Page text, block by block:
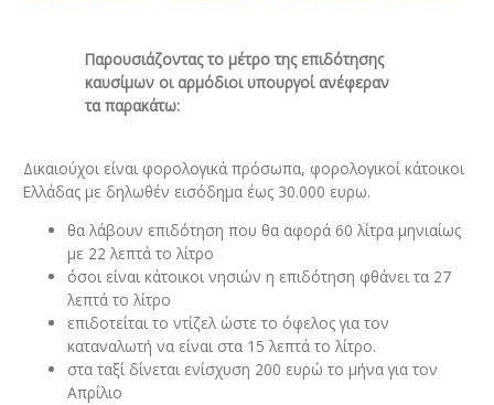
Παρουσιάζοντας το μέτρο της επιδότησης
καυσίμων οι αρμόδιοι υπουργοί ανέφεραν
τα παρακάτω:
Δικαιούχοι είναι φορολογικά πρόσωπα, φορολογικοί κάτοικοι
Ελλάδας με δηλωθέν εισόδημα έως 30.000 ευρω.
θα λάβουν επιδότηση που θα αφορά 60 λίτρα μηνιαίως
με 22 λεπτά το λίτρο
όσοι είναι κάτοικοι νησιών η επιδότηση φθάνει τα 27
λεπτά το λίτρο
επιδοτείται το ντίζελ ώστε το όφελος για τον
καταναλωτή να είναι στα 15 λεπτά το λίτρο.
στα ταξί δίνεται ενίσχυση 200 ευρώ το μήνα για τον
Απρίλιο